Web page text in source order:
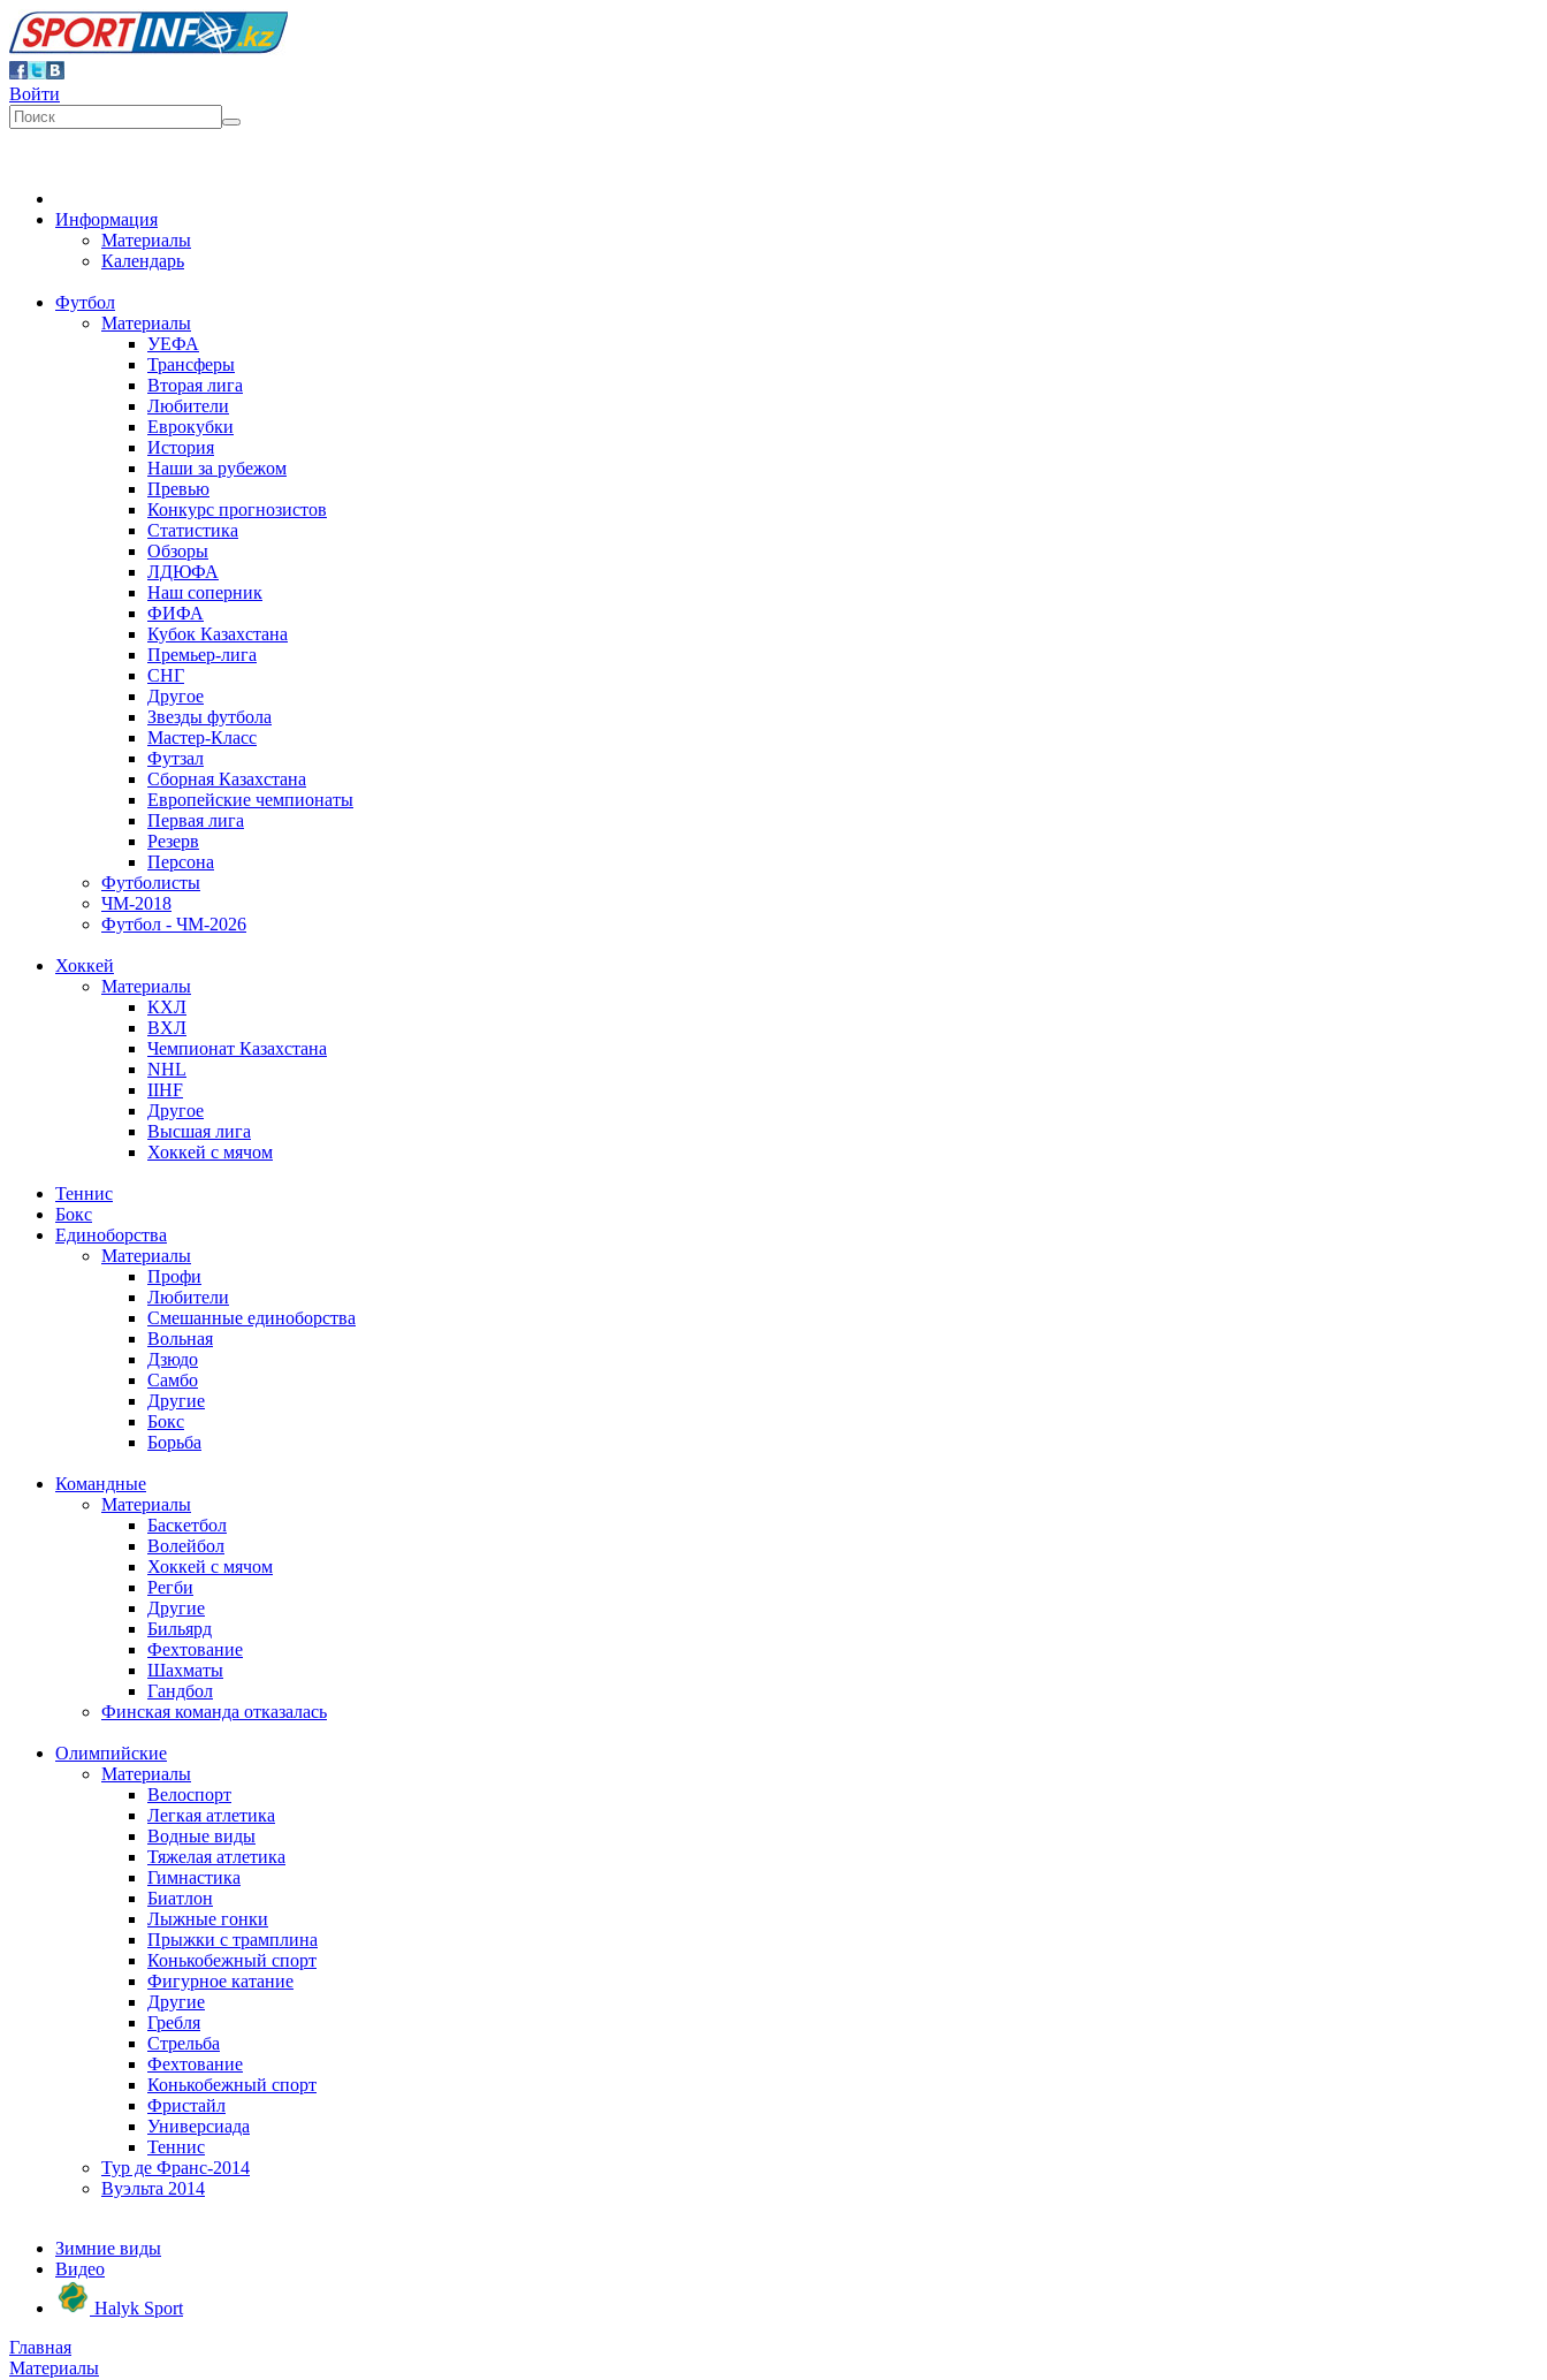
Войти
Информация
Материалы
Календарь
Футбол
Материалы
УЕФА
Трансферы
Вторая лига
Любители
Еврокубки
История
Наши за рубежом
Превью
Конкурс прогнозистов
Статистика
Обзоры
ЛДЮФА
Наш соперник
ФИФА
Кубок Казахстана
Премьер-лига
СНГ
Другое
Звезды футбола
Мастер-Класс
Футзал
Сборная Казахстана
Европейские чемпионаты
Первая лига
Резерв
Персона
Футболисты
ЧМ-2018
Футбол - ЧМ-2026
Хоккей
Материалы
КХЛ
ВХЛ
Чемпионат Казахстана
NHL
IIHF
Другое
Высшая лига
Хоккей с мячом
Теннис
Бокс
Единоборства
Материалы
Профи
Любители
Смешанные единоборства
Вольная
Дзюдо
Самбо
Другие
Бокс
Борьба
Командные
Материалы
Баскетбол
Волейбол
Хоккей с мячом
Регби
Другие
Бильярд
Фехтование
Шахматы
Гандбол
Финская команда отказалась
Олимпийские
Материалы
Велоспорт
Легкая атлетика
Водные виды
Тяжелая атлетика
Гимнастика
Биатлон
Лыжные гонки
Прыжки с трамплина
Конькобежный спорт
Фигурное катание
Другие
Гребля
Стрельба
Фехтование
Конькобежный спорт
Фристайл
Универсиада
Теннис
Тур де Франс-2014
Вуэльта 2014
Зимние виды
Видео
Halyk Sport
Главная
Материалы